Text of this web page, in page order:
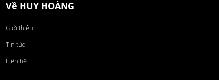
Về HUY HOÀNG
Giới thiệu
Tin tức
Liên hệ